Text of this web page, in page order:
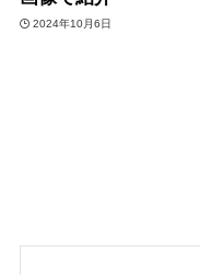
2024年10月6日